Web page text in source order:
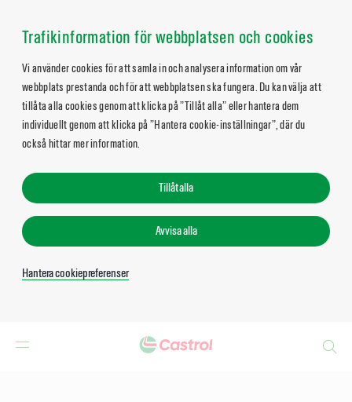
Trafikinformation för webbplatsen och cookies
Vi använder cookies för att samla in och analysera information om vår
webbplats prestanda och för att webbplatsen ska fungera. Du kan välja att
tillåta alla cookies genom att klicka på ”Tillåt alla” eller hantera dem
individuellt genom att klicka på ”Hantera cookie-inställningar”, där du
också hittar mer information.
Tillåt alla
Avvisa alla
Hantera cookiepreferenser